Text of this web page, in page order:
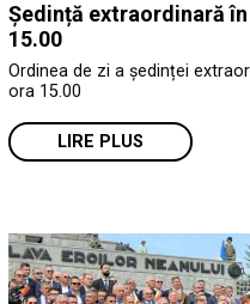
Ședință extraordinară
15.00
Ordinea de zi a ședinței
ora 15.00
LIRE PLUS